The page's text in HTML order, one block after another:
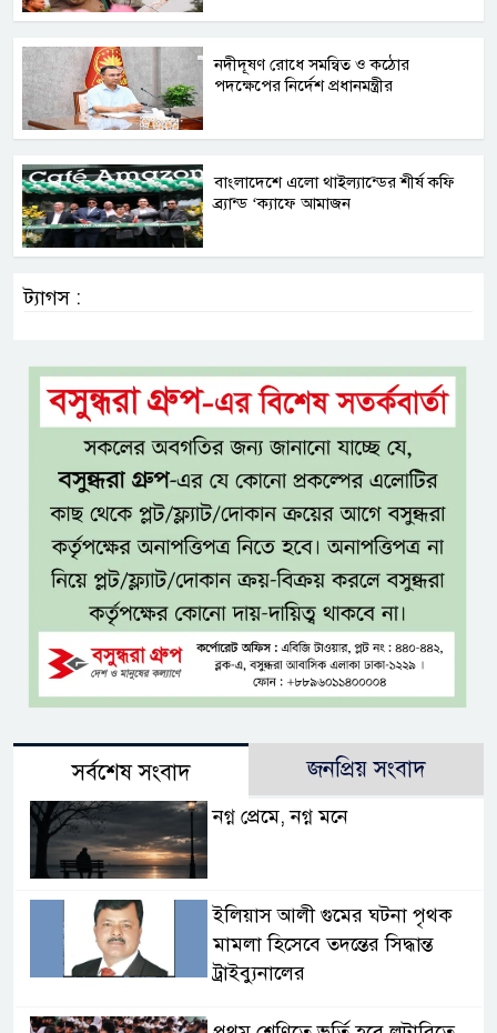
নদীদূষণ রোধে সমন্বিত ও কঠোর
পদক্ষেপের নির্দেশ প্রধানমন্ত্রীর
বাংলাদেশে এলো থাইল্যান্ডের শীর্ষ কফি
ব্র্যান্ড ‘ক্যাফে আমাজন
ট্যাগস :
সর্বশেষ সংবাদ জনপ্রিয় সংবাদ
নগ্ন প্রেমে, নগ্ন মনে
ইলিয়াস আলী গুমের ঘটনা পৃথক
মামলা হিসেবে তদন্তের সিদ্ধান্ত
ট্রাইব্যুনালের